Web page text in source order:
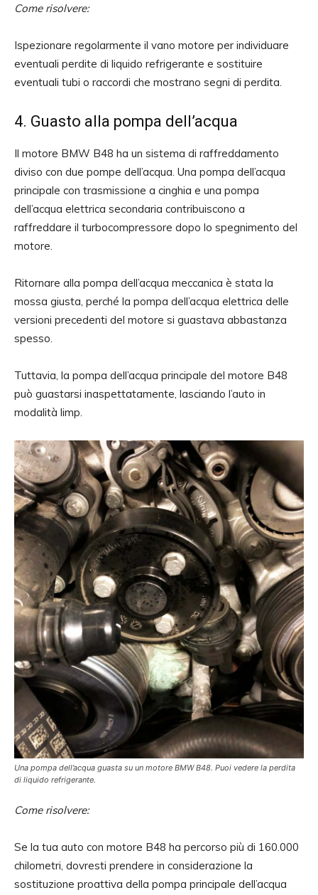
Come risolvere:
Ispezionare regolarmente il vano motore per individuare
eventuali perdite di liquido refrigerante e sostituire
eventuali tubi o raccordi che mostrano segni di perdita.
4. Guasto alla pompa dell’acqua
Il motore BMW B48 ha un sistema di raffreddamento
diviso con due pompe dell’acqua. Una pompa dell’acqua
principale con trasmissione a cinghia e una pompa
dell’acqua elettrica secondaria contribuiscono a
raffreddare il turbocompressore dopo lo spegnimento del
motore.
Ritornare alla pompa dell’acqua meccanica è stata la
mossa giusta, perché la pompa dell’acqua elettrica delle
versioni precedenti del motore si guastava abbastanza
spesso.
Tuttavia, la pompa dell’acqua principale del motore B48
può guastarsi inaspettatamente, lasciando l’auto in
modalità limp.
Una pompa dell’acqua guasta su un motore BMW B48. Puoi vedere la perdita
di liquido refrigerante.
Come risolvere:
Se la tua auto con motore B48 ha percorso più di 160.000
chilometri, dovresti prendere in considerazione la
sostituzione proattiva della pompa principale dell’acqua